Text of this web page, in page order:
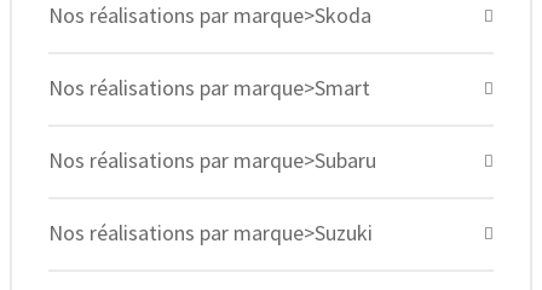
Nos réalisations par marque>Skoda
Nos réalisations par marque>Smart
Nos réalisations par marque>Subaru
Nos réalisations par marque>Suzuki